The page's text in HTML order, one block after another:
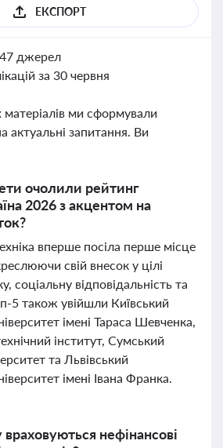
ЕКСПОРТ
джерел
за 30 червня
матеріалів ми сформували
актуальні запитання. Ви
очолили рейтинг
2026 з акцентом на
вперше посіла перше місце
свій внесок у цілі
соціальну відповідальність та
5 також увійшли Київський
імені Тараса Шевченка,
інститут, Сумський
та Львівський
імені Івана Франка.
нефінансові